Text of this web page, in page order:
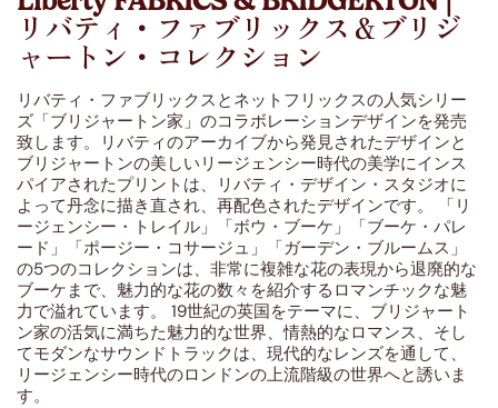
リバティ・ファブリックス＆ブリジ
ャートン・コレクション
リバティ・ファブリックスとネットフリックスの人気シリー
ズ「ブリジャートン家」のコラボレーションデザインを発売
致します。リバティのアーカイブから発見されたデザインと
ブリジャートンの美しいリージェンシー時代の美学にインス
パイアされたプリントは、リバティ・デザイン・スタジオに
よって丹念に描き直され、再配色されたデザインです。 「リ
ージェンシー・トレイル」「ボウ・ブーケ」「ブーケ・パレ
ード」「ポージー・コサージュ」「ガーデン・ブルームス」
の5つのコレクションは、非常に複雑な花の表現から退廃的な
ブーケまで、魅力的な花の数々を紹介するロマンチックな魅
力で溢れています。 19世紀の英国をテーマに、ブリジャート
ン家の活気に満ちた魅力的な世界、情熱的なロマンス、そし
てモダンなサウンドトラックは、現代的なレンズを通して、
リージェンシー時代のロンドンの上流階級の世界へと誘いま
す。